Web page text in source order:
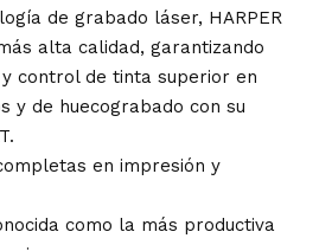
de grabado láser, HARPER
alta calidad, garantizando
control de tinta superior en
y de huecograbado con su
en impresión y
como la más productiva